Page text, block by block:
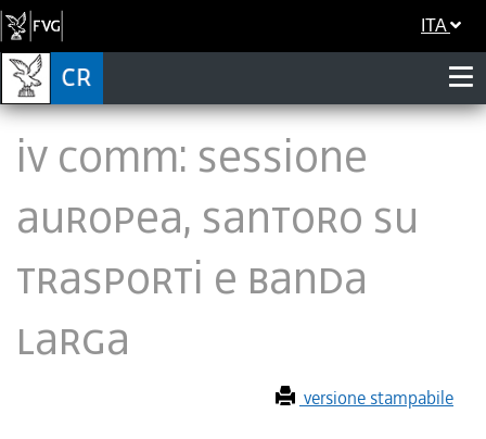
ITA
IV Comm: Sessione
auropea, Santoro su
trasporti e banda
larga
versione stampabile